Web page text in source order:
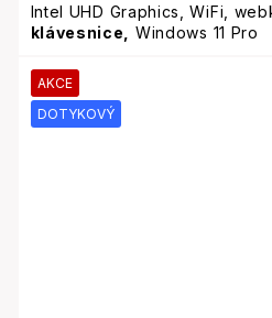
Intel UHD Graphics, WiFi,
klávesnice,
Windows 11 Pro
AKCE
DOTYKOVÝ